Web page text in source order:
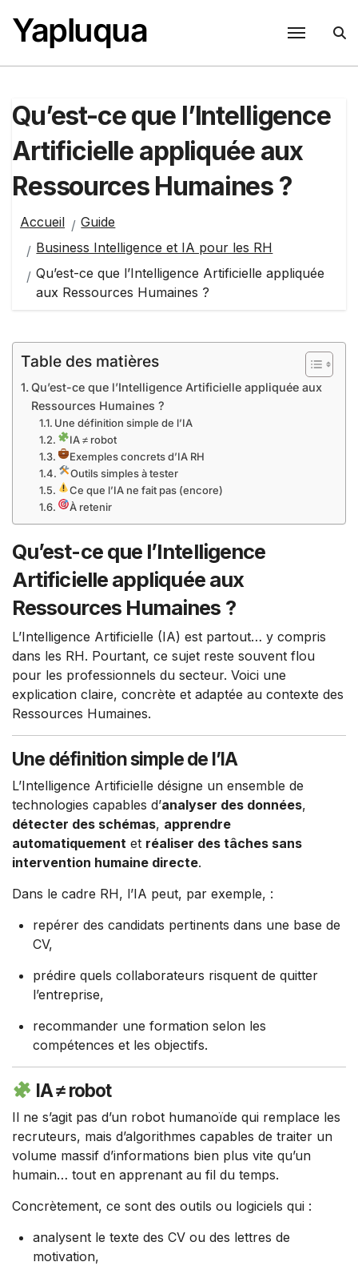
au
contenu
Yapluqua
Qu’est-ce que l’Intelligence
Artificielle appliquée aux
Ressources Humaines ?
Accueil
Guide
Business Intelligence et IA pour les RH
Qu’est-ce que l’Intelligence Artificielle appliquée
aux Ressources Humaines ?
Table des matières
Qu’est-ce que l’Intelligence Artificielle appliquée aux
Ressources Humaines ?
Une définition simple de l’IA
IA ≠ robot
Exemples concrets d’IA RH
Outils simples à tester
Ce que l’IA ne fait pas (encore)
À retenir
Qu’est-ce que l’Intelligence
Artificielle appliquée aux
Ressources Humaines ?
L’Intelligence Artificielle (IA) est partout… y compris
dans les RH. Pourtant, ce sujet reste souvent flou
pour les professionnels du secteur. Voici une
explication claire, concrète et adaptée au contexte des
Ressources Humaines.
Une définition simple de l’IA
L’Intelligence Artificielle désigne un ensemble de
technologies capables d’analyser des données,
détecter des schémas, apprendre
automatiquement et réaliser des tâches sans
intervention humaine directe.
Dans le cadre RH, l’IA peut, par exemple, :
repérer des candidats pertinents dans une base de
CV,
prédire quels collaborateurs risquent de quitter
l’entreprise,
recommander une formation selon les
compétences et les objectifs.
IA ≠ robot
Il ne s’agit pas d’un robot humanoïde qui remplace les
recruteurs, mais d’algorithmes capables de traiter un
volume massif d’informations bien plus vite qu’un
humain… tout en apprenant au fil du temps.
Concrètement, ce sont des outils ou logiciels qui :
analysent le texte des CV ou des lettres de
motivation,